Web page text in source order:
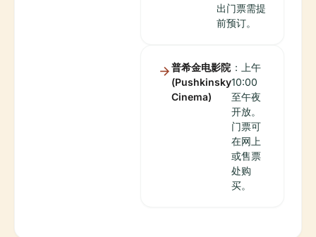
出门票需提
前预订。
普希金电影院
(Pushkinsky
Cinema)
：上午
10:00
至午夜
开放。
门票可
在网上
或售票
处购
买。